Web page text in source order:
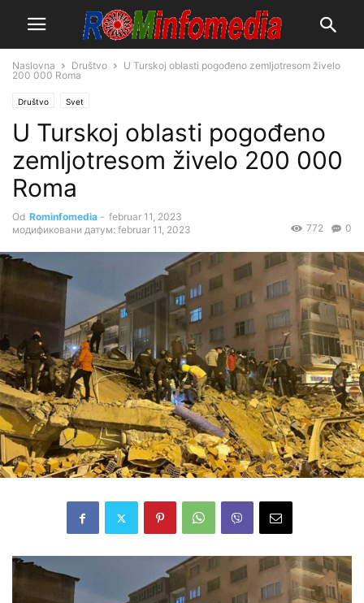
Naslovna Društvo
U Turskoj oblasti pogođeno zemljotresom živelo
200 000 Roma
Društvo Svet
U Turskoj oblasti pogođeno
zemljotresom živelo 200 000
Roma
Od Rominfomedia - februar 11, 2023
модификовани датум: februar 11, 2023
0
772